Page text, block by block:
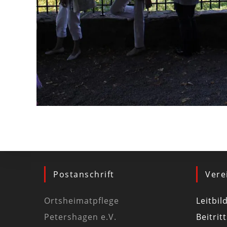
Postanschrift
Ortsheimatpflege
Petershagen e.V.